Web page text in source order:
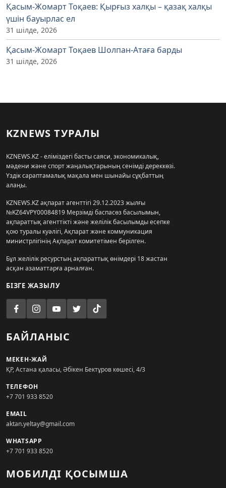
Қасым-Жомарт Тоқаев: Қырғыз халқы – қазақ халқы
үшін бауырлас ел
31 шілде, 2026
Қасым-Жомарт Тоқаев Шолпан-Атаға барды
31 шілде, 2026
KZNEWS ТУРАЛЫ
KZNEWS.KZ - еліміздегі басты саяси, экономикалық,
мәдени және спорт жаңалықтарының сенімді дереккөзі.
Үздік сараптамалық мақала мен шынайы сұқбаттың
алаңы.
KZNEWS.KZ ақпарат агенттігі 29.12.2023 жылғы
№KZ64VPY00084819 Мерзімді баспасөз басылымын,
ақпараттық агенттікті және желілік басылымды есепке
қою туралы куәлігі, Ақпарат және коммуникация
министрлігінің Ақпарат комитетімен берілген.
Бұл желілік ресурстың ақпараттық өнімдері 18 жастан
асқан азаматтарға арналған.
БІЗГЕ ЖАЗЫЛУ
БАЙЛАНЫС
МЕКЕН-ЖАЙ
ҚР, Астана қаласы, Әбікен Бектұров көшесі, 4/3
ТЕЛЕФОН
+7 701 933 8520
EMAIL
aktan.yeltay@gmail.com
WHATSAPP
+7 701 933 8520
МОБИЛДІ ҚОСЫМША